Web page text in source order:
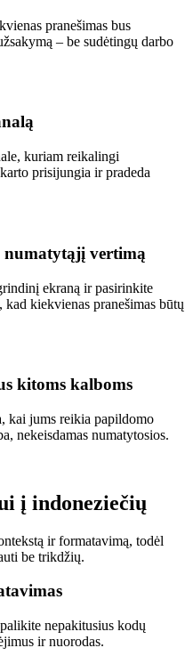
pranešimas bus
– be sudėtingų darbo
kuriam reikalingi
prisijungia ir pradeda
numatytąjį vertimą
ekraną ir pasirinkite
kiekvienas pranešimas būtų
kitoms kalboms
kai jums reikia papildomo
nekeisdamas numatytosios.
į indoneziečių
ir formatavimą, todėl
be trikdžių.
nepakitusius kodų
ir nuorodas.